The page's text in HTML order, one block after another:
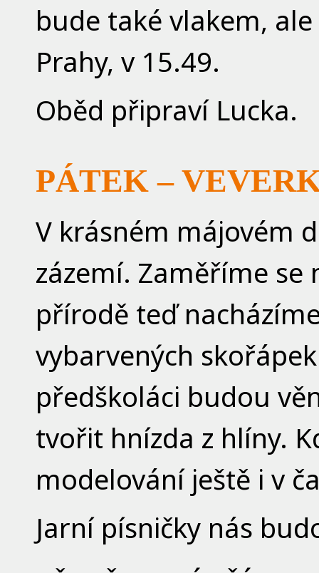
bude také vlakem,
Prahy, v 15.49.
Oběd připraví Lucka.
PÁTEK –
V krásném májovém
zázemí. Zaměříme se
přírodě teď
vybarvených
předškoláci budou
tvořit hnízda z hlíny.
modelování ještě i v
Jarní písničky nás